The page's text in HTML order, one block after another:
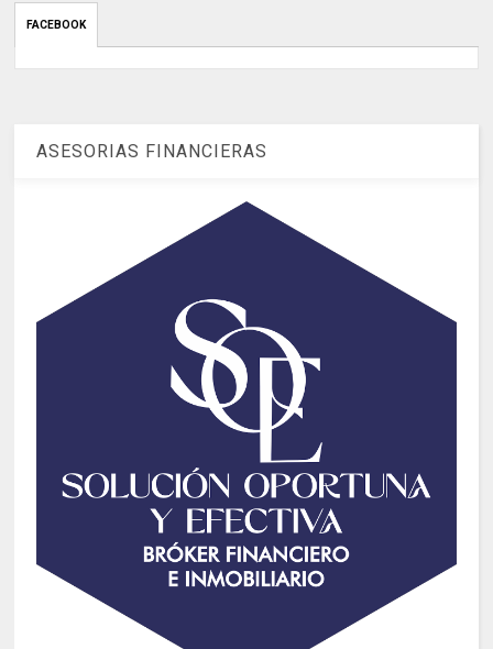
FACEBOOK
ASESORIAS FINANCIERAS